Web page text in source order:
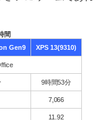
間
Gen9
XPS 13(9310)
9時間53分
7,066
11.92